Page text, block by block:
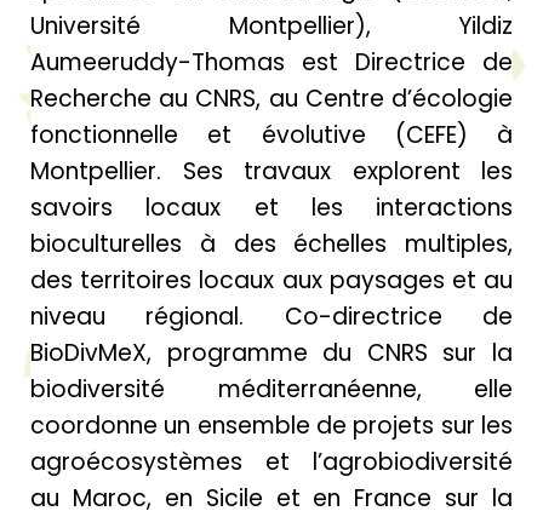
Université Montpellier), Yildiz
Aumeeruddy-Thomas est Directrice de
Recherche au CNRS, au Centre d’écologie
fonctionnelle et évolutive (CEFE) à
Montpellier. Ses travaux explorent les
savoirs locaux et les interactions
bioculturelles à des échelles multiples,
des territoires locaux aux paysages et au
niveau régional. Co-directrice de
BioDivMeX, programme du CNRS sur la
biodiversité méditerranéenne, elle
coordonne un ensemble de projets sur les
agroécosystèmes et l’agrobiodiversité
au Maroc, en Sicile et en France sur la